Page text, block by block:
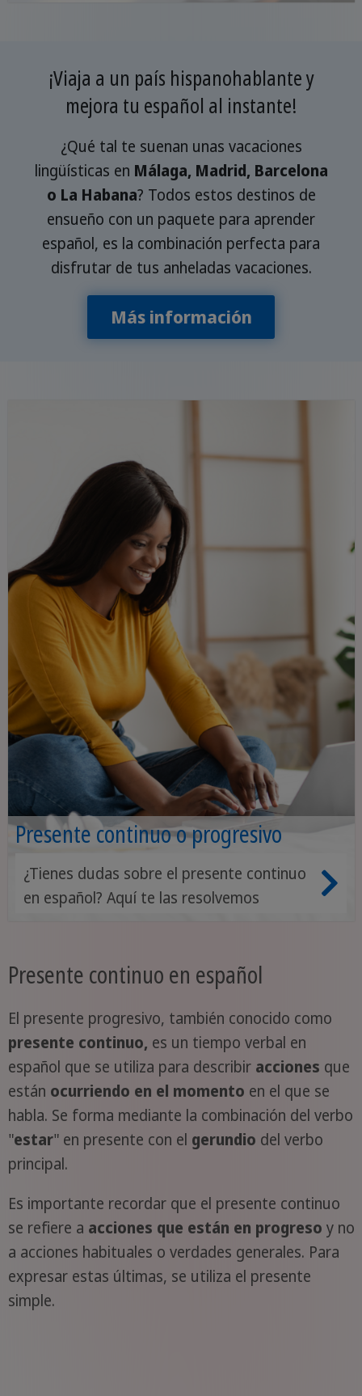
¡Viaja a un país hispanohablante y
mejora tu español al instante!
¿Qué tal te suenan unas vacaciones
lingüísticas en Málaga, Madrid, Barcelona
o La Habana? Todos estos destinos de
ensueño con un paquete para aprender
español, es la combinación perfecta para
disfrutar de tus anheladas vacaciones.
Más información
Presente continuo o progresivo
¿Tienes dudas sobre el presente continuo
en español? Aquí te las resolvemos
Presente continuo en español
El presente progresivo, también conocido como
presente continuo, es un tiempo verbal en
español que se utiliza para describir acciones que
están ocurriendo en el momento en el que se
habla. Se forma mediante la combinación del verbo
"estar" en presente con el gerundio del verbo
principal.
Es importante recordar que el presente continuo
se refiere a acciones que están en progreso y no
a acciones habituales o verdades generales. Para
expresar estas últimas, se utiliza el presente
simple.